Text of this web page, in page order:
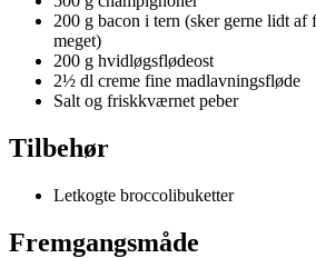
200 g bacon i tern (sker gerne lidt af
meget)
200 g hvidløgsflødeost
2½ dl creme fine madlavningsfløde
Salt og friskkværnet peber
Tilbehør
Letkogte broccolibuketter
Fremgangsmåde